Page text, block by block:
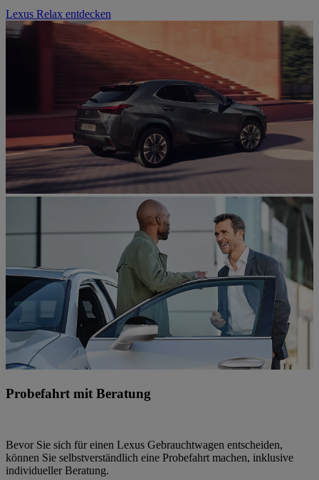
Lexus Relax entdecken
Probefahrt mit Beratung
Bevor Sie sich für einen Lexus Gebrauchtwagen entscheiden,
können Sie selbstverständlich eine Probefahrt machen, inklusive
individueller Beratung.